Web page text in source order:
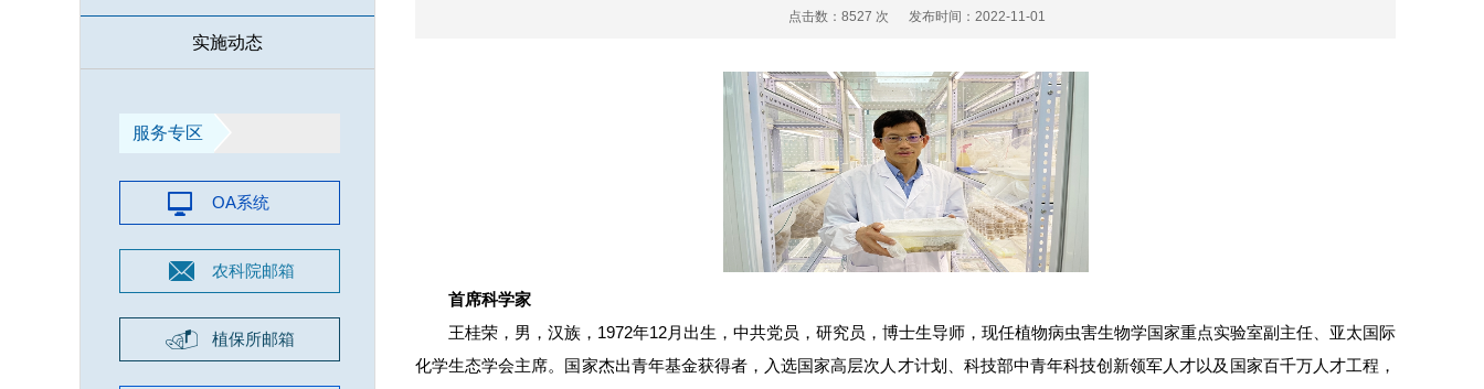
实施动态
服务专区
OA系统
农科院邮箱
植保所邮箱
点击数： 8527 次 发布时间：2022-11-01
首席科学家
王桂荣，男，汉族，1972年12月出生，中共党员，研究员，博士生导师，现任植物病虫害生物学国家重点实验室副主任、亚太国际
化学生态学会主席。国家杰出青年基金获得者，入选国家高层次人才计划、科技部中青年科技创新领军人才以及国家百千万人才工程，